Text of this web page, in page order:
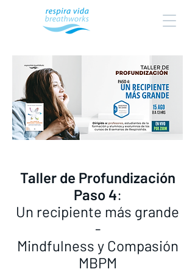
Taller de Profundización
Paso 4:
Un recipiente más grande
-
Mindfulness y Compasión
MBPM